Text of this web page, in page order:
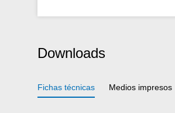
Downloads
Fichas técnicas Medios impresos